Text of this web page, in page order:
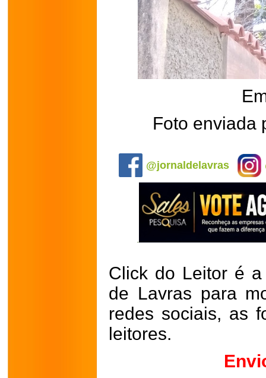
Foto enviada
@jornaldelavras
Click do Leitor é
de Lavras para
redes sociais, as
leitores.